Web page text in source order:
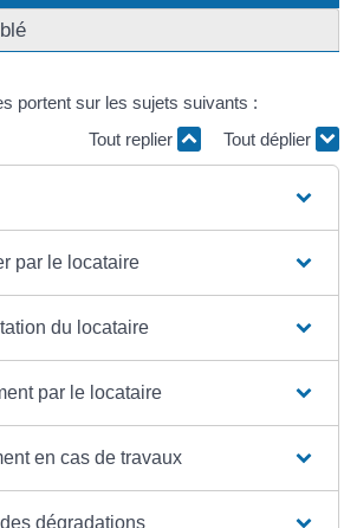
portent sur les sujets suivants :
Tout replier
Tout déplier
par le locataire
du locataire
par le locataire
en cas de travaux
dégradations